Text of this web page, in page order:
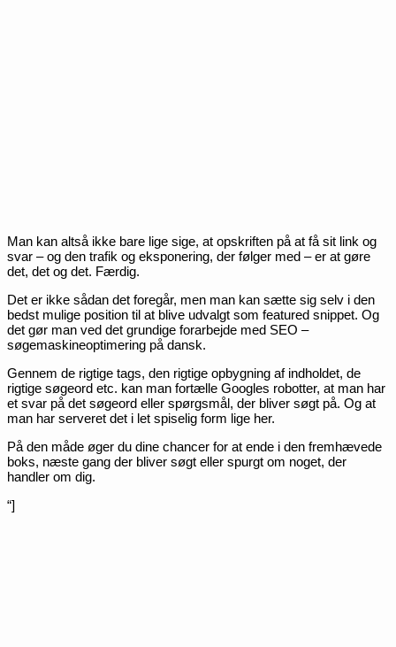
Man kan altså ikke bare lige sige, at opskriften på at få sit link og
svar – og den trafik og eksponering, der følger med – er at gøre
det, det og det. Færdig.
Det er ikke sådan det foregår, men man kan sætte sig selv i den
bedst mulige position til at blive udvalgt som featured snippet. Og
det gør man ved det grundige forarbejde med SEO –
søgemaskineoptimering på dansk.
Gennem de rigtige tags, den rigtige opbygning af indholdet, de
rigtige søgeord etc. kan man fortælle Googles robotter, at man har
et svar på det søgeord eller spørgsmål, der bliver søgt på. Og at
man har serveret det i let spiselig form lige her.
På den måde øger du dine chancer for at ende i den fremhævede
boks, næste gang der bliver søgt eller spurgt om noget, der
handler om dig.
“]